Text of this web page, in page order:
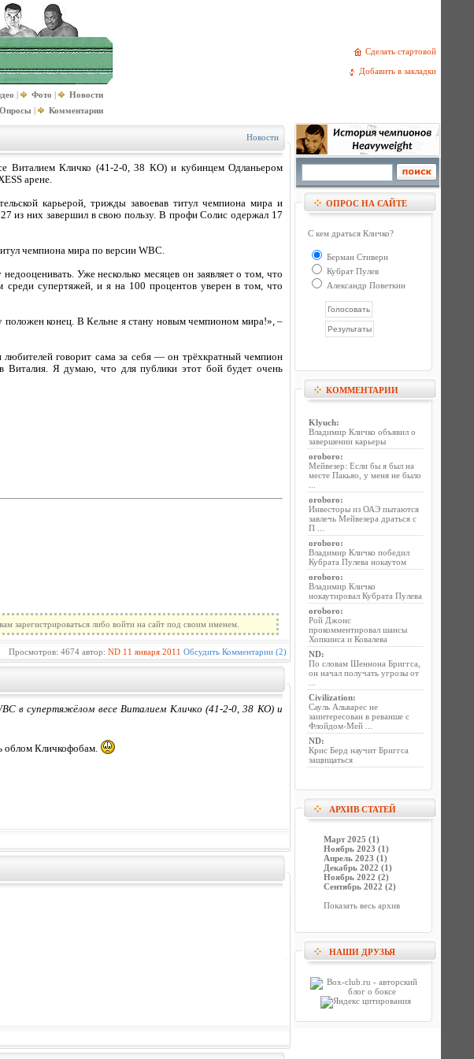
Сделать стартовой
Добавить в закладки
| Фото |
Новости
Опросы | Комментарии
Новости
Виталием Кличко (41-2-0, 38 КО) и кубинцем Одланьером
арене.
карьерой, трижды завоевав титул чемпиона мира и
из них завершил в свою пользу. В профи Солис одержал 17
чемпиона мира по версии WBC.
Уже несколько месяцев он заявляет о том, что
супертяжей, и я на 100 процентов уверен в том, что
положен конец. В Кельне я стану новым чемпионом мира!», –
говорит сама за себя — он трёхкратный чемпион
Виталия. Я думаю, что для публики этот бой будет очень
зарегистрироваться либо войти на сайт под своим именем.
Просмотров: 4674 автор: ND 11 января 2011 Обсудить Комментарии (2)
в супертяжёлом весе Виталием Кличко (41-2-0, 38 КО) и
облом Кличкофобам.
ОПРОС НА САЙТЕ
С кем драться Кличко?
Берман Стиверн
Кубрат Пулев
Александр Поветкин
КОММЕНТАРИИ
Klyuch:
Владимир Кличко объявил о
завершении карьеры
oroboro:
Мейвезер: Если бы я был на
месте Пакьяо, у меня не было
oroboro:
Инвесторы из ОАЭ пытаются
завлечь Мейвезера драться с
П ...
oroboro:
Владимир Кличко победил
Кубрата Пулева нокаутом
oroboro:
Владимир Кличко
нокаутировал Кубрата Пулева
oroboro:
Рой Джонс
прокомментировал шансы
Хопкинса и Ковалева
ND:
По словам Шеннона Бриггса,
он начал получать угрозы от
Civilization:
Сауль Альварес не
заинтересован в реванше с
Флойдом-Мей ...
ND:
Крис Берд научит Бриггса
защищаться
АРХИВ СТАТЕЙ
Март 2025 (1)
Ноябрь 2023 (1)
Апрель 2023 (1)
Декабрь 2022 (1)
Ноябрь 2022 (2)
Сентябрь 2022 (2)
Показать весь архив
НАШИ ДРУЗЬЯ